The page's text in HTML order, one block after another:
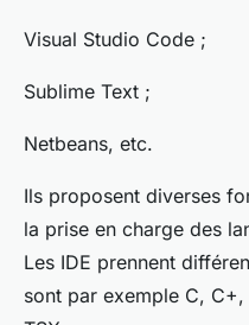
Visual Studio Code ;
Sublime Text ;
Netbeans, etc.
Ils proposent diverses
la prise en charge des
Les IDE prennent
sont par exemple C,